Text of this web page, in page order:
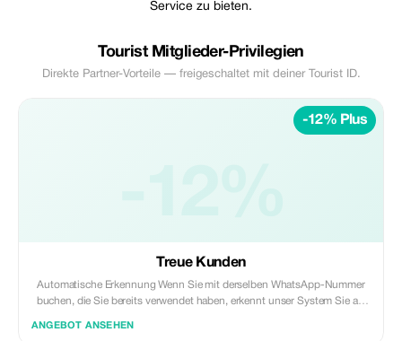
Service zu bieten.
Tourist Mitglieder-Privilegien
Direkte Partner-Vorteile — freigeschaltet mit deiner Tourist ID.
-12% Plus
Treue Kunden
Automatische Erkennung Wenn Sie mit derselben WhatsApp-Nummer
buchen, die Sie bereits verwendet haben, erkennt unser System Sie als
ANGEBOT ANSEHEN